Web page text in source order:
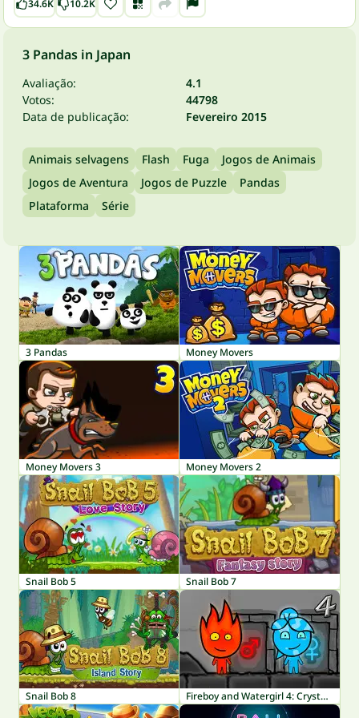
34.6K 10.2K
3 Pandas in Japan
Avaliação:
4.1
Votos:
44798
Data de publicação:
Fevereiro 2015
Animais selvagens Flash Fuga
Jogos de Animais
Jogos de Aventura
Jogos de Puzzle
Pandas
Plataforma
Série
3 Pandas Money Movers
Money Movers 3 Money Movers 2
Snail Bob 5 Snail Bob 7
Snail Bob 8 Fireboy and Watergirl 4: Crystal Temple